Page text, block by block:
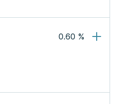
0.60 %